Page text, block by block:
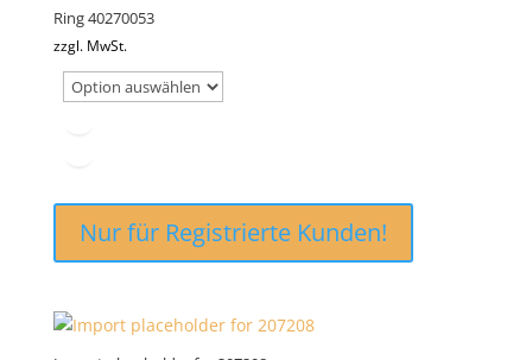
Ring 40270053
zzgl. MwSt.
Nur für Registrierte Kunden!